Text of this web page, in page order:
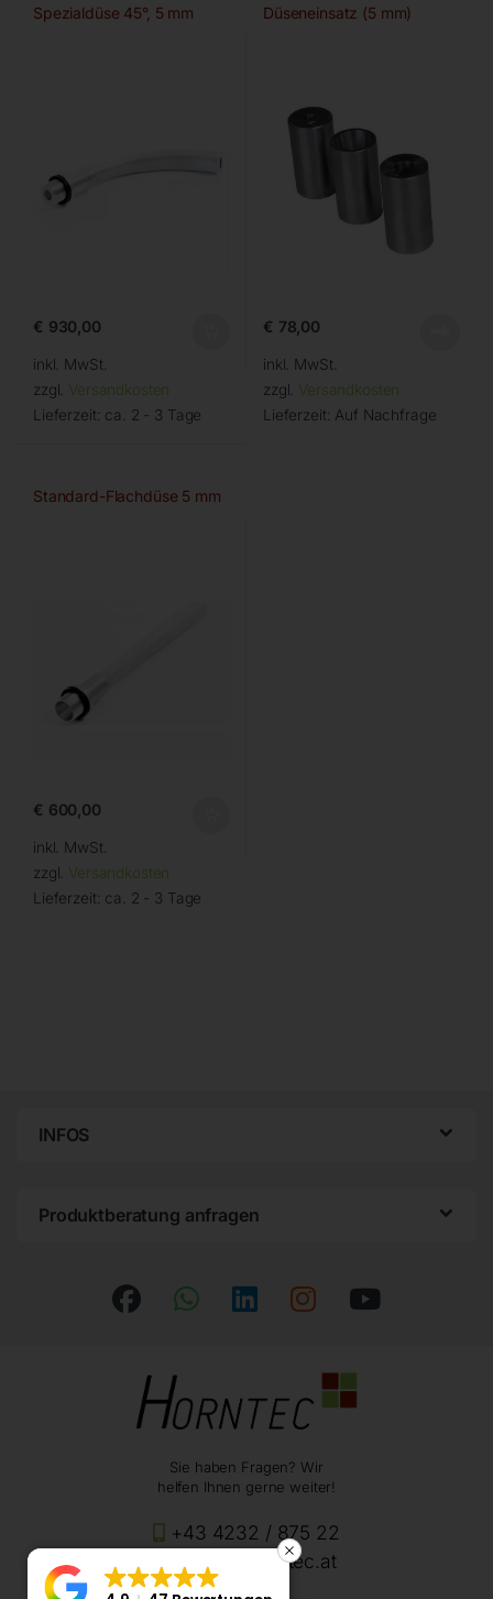
Spezialdüse 45°, 5 mm
€ 930,00
inkl. MwSt.
zzgl. Versandkosten
Lieferzeit: ca. 2 - 3 Tage
Düseneinsatz (5 mm)
€ 78,00
inkl. MwSt.
zzgl. Versandkosten
Lieferzeit: Auf Nachfrage
Standard-Flachdüse 5 mm
€ 600,00
inkl. MwSt.
zzgl. Versandkosten
Lieferzeit: ca. 2 - 3 Tage
INFOS
Produktberatung anfragen
Sie haben Fragen? Wir
helfen Ihnen gerne weiter!
+43 4232 / 875 22
office@horntec.at